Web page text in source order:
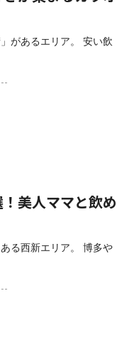
があるエリア。 安い飲
美人ママと飲め
る西新エリア。 博多や